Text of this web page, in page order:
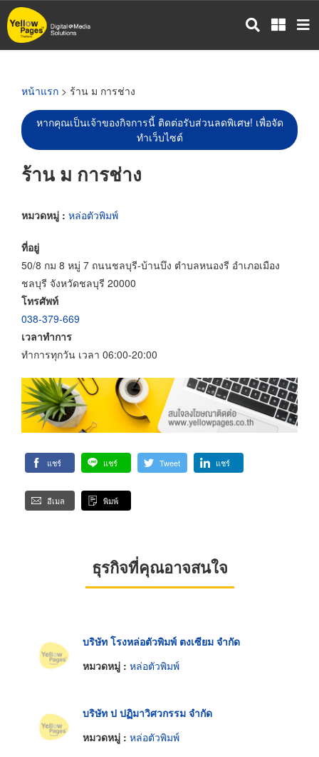
ข้าม
ไป
หน้าแรก > ร้าน ม การช่าง
หากคุณเป็นเจ้าของกิจการนี้ ติดต่อรับส่วนลดพิเศษ! เพื่อจัด
ทำเว็บไซต์
ร้าน ม การช่าง
หมวดหมู่ : หล่อตัวพิมพ์
ที่อยู่
50/8 กม 8 หมู่ 7 ถนนชลบุรี-บ้านบึง ตำบลหนองรี อำเภอเมือง
ชลบุรี จังหวัดชลบุรี 20000
โทรศัพท์
038-379-669
เวลาทำการ
ทำการทุกวัน เวลา 06:00-20:00
แชร์ แชร์ Tweet แชร์
อีเมล พิมพ์
ธุรกิจที่คุณอาจสนใจ
บริษัท โรงหล่อตัวพิมพ์ ตงเซียม จำกัด
หมวดหมู่ : หล่อตัวพิมพ์
บริษัท ป ปฏิมาวิศวกรรม จำกัด
หมวดหมู่ : หล่อตัวพิมพ์